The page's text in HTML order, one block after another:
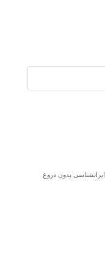
ایرانشناسی بدون دروغ